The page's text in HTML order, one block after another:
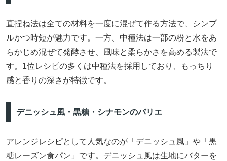
直捏ね法は全ての材料を一度に混ぜて作る方法で、シンプ
ルかつ時短が魅力です。一方、中種法は一部の粉と水をあ
らかじめ混ぜて発酵させ、風味と柔らかさを高める製法で
す。1位レシピの多くは中種法を採用しており、もっちり
感と香りの深さが特徴です。
デニッシュ風・黒糖・シナモンのバリエ
アレンジレシピとして人気なのが「デニッシュ風」や「黒
糖レーズン食パン」です。デニッシュ風は生地にバターを